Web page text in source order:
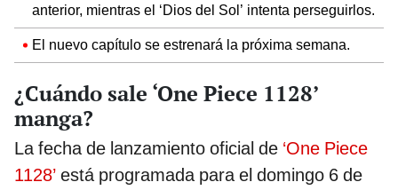
anterior, mientras el ‘Dios del Sol’ intenta perseguirlos.
El nuevo capítulo se estrenará la próxima semana.
¿Cuándo sale ‘One Piece 1128’
manga?
La fecha de lanzamiento oficial de ‘One Piece
1128’ está programada para el domingo 6 de